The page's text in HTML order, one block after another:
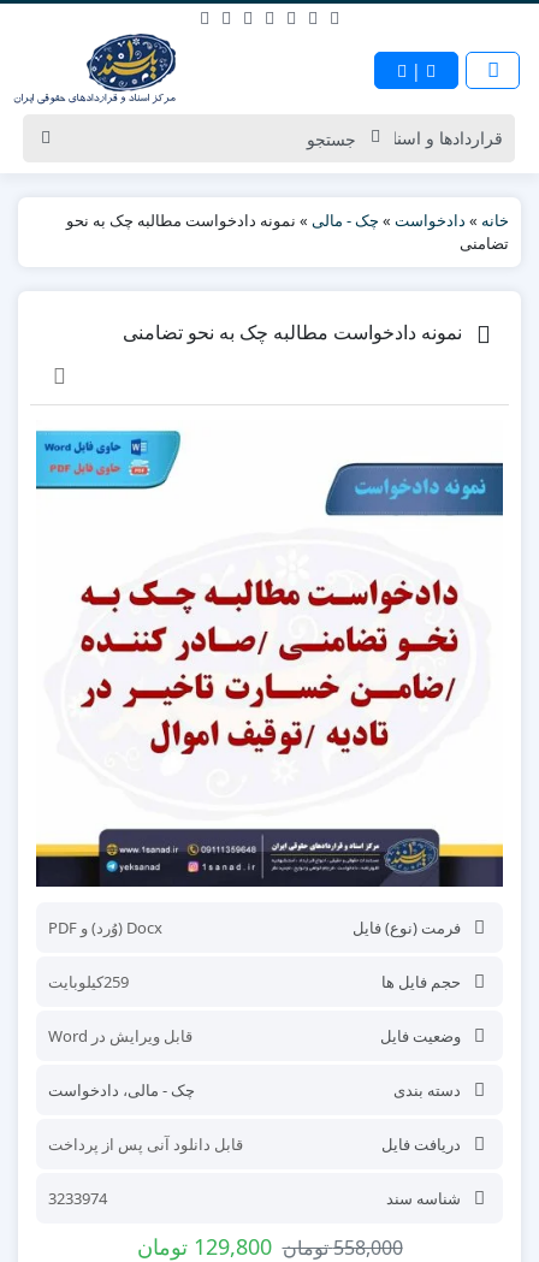
|
خانه » دادخواست » چک - مالی » نمونه دادخواست مطالبه چک به نحو
تضامنی
نمونه دادخواست مطالبه چک به نحو تضامنی
فرمت (نوع) فایل Docx (وُرد) و PDF
حجم فایل ها 259کیلوبایت
وضعیت فایل قابل ویرایش در Word
دسته بندی چک - مالی، دادخواست
دریافت فایل قابل دانلود آنی پس از پرداخت
شناسه سند 3233974
558,000تومان 129,800 تومان